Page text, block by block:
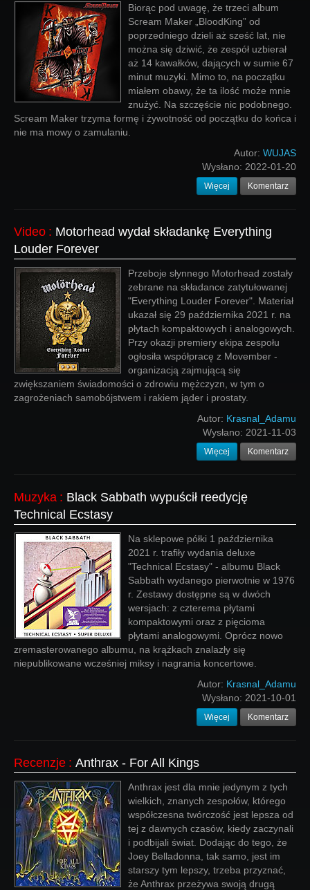
Biorąc pod uwagę, że trzeci album
Scream Maker „BloodKing” od
poprzedniego dzieli aż sześć lat, nie
można się dziwić, że zespół uzbierał
aż 14 kawałków, dających w sumie 67
minut muzyki. Mimo to, na początku
miałem obawy, że ta ilość może mnie
znużyć. Na szczęście nic podobnego.
Scream Maker trzyma formę i żywotność od początku do końca i
nie ma mowy o zamulaniu.
Autor: WUJAS
Wysłano: 2022-01-20
Więcej Komentarz
Video : Motorhead wydał składankę Everything
Louder Forever
Przeboje słynnego Motorhead zostały
zebrane na składance zatytułowanej
"Everything Louder Forever". Materiał
ukazał się 29 października 2021 r. na
płytach kompaktowych i analogowych.
Przy okazji premiery ekipa zespołu
ogłosiła współpracę z Movember -
organizacją zajmującą się
zwiększaniem świadomości o zdrowiu mężczyzn, w tym o
zagrożeniach samobójstwem i rakiem jąder i prostaty.
Autor: Krasnal_Adamu
Wysłano: 2021-11-03
Więcej Komentarz
Muzyka : Black Sabbath wypuścił reedycję
Technical Ecstasy
Na sklepowe półki 1 października
2021 r. trafiły wydania deluxe
"Technical Ecstasy" - albumu Black
Sabbath wydanego pierwotnie w 1976
r. Zestawy dostępne są w dwóch
wersjach: z czterema płytami
kompaktowymi oraz z pięcioma
płytami analogowymi. Oprócz nowo
zremasterowanego albumu, na krążkach znalazły się
niepublikowane wcześniej miksy i nagrania koncertowe.
Autor: Krasnal_Adamu
Wysłano: 2021-10-01
Więcej Komentarz
Recenzje : Anthrax - For All Kings
Anthrax jest dla mnie jedynym z tych
wielkich, znanych zespołów, którego
współczesna twórczość jest lepsza od
tej z dawnych czasów, kiedy zaczynali
i podbijali świat. Dodając do tego, że
Joey Belladonna, tak samo, jest im
starszy tym lepszy, trzeba przyznać,
że Anthrax przeżywa swoją drugą